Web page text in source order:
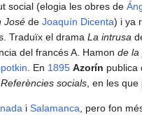
social (elogia les obres de
José de Joaquín Dicenta) i ya
Traduïx el drama La intrusa
del francés A. Hamon de la
. En 1895 Azorín publica
Referències socials , en les
i Salamanca , pero fon